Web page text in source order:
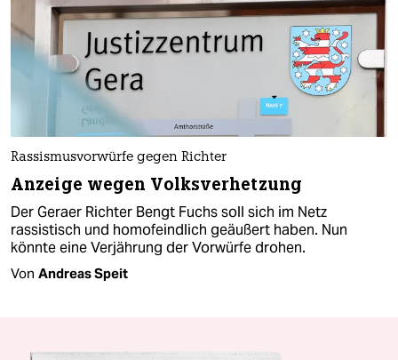
Rassismusvorwürfe gegen Richter
Anzeige wegen Volksverhetzung
Der Geraer Richter Bengt Fuchs soll sich im Netz
rassistisch und homofeindlich geäußert haben. Nun
könnte eine Verjährung der Vorwürfe drohen.
Von Andreas Speit